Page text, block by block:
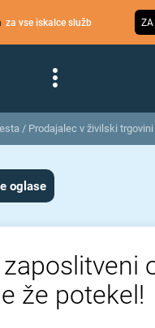
za vse iskalce služb ZA
/ Prodajalec v živilski
oglase
zaposlitveni
že potekel!